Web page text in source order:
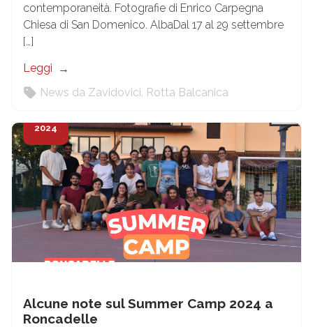
contemporaneità. Fotografie di Enrico Carpegna
Chiesa di San Domenico. AlbaDal 17 al 29 settembre
[…]
Leggi
News da Zavidovici Rotta Balcanica
24
2024
Alcune note sul Summer Camp 2024 a
Roncadelle